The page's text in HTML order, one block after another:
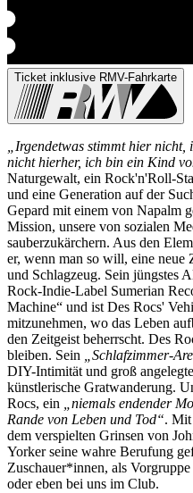
Ticket inklusive RMV-Fahrkarte
„Irgendetwas stimmt hier nicht,
nicht hierher, ich bin ein Kind
Naturgewalt, ein Rock'n'Roll-
und eine Generation auf der
Gepard mit einem von Napalm
Mission, unsere von sozialen
sauberzukärchern. Aus den
er, wenn man so will, eine
und Schlagzeug. Sein jüngstes
Rock-Indie-Label Sumerian
Machine“ und ist Des Rocs'
mitzunehmen, wo das Leben
den Zeitgeist beherrscht. Des
bleiben. Sein „Schlafzimmer-
DIY-Intimität und groß
künstlerische Gratwanderung.
Rocs, ein „niemals endender
Rande von Leben und Tod“. Mit
dem verspielten Grinsen von
Yorker seine wahre Berufung
Zuschauer*innen, als
oder eben bei uns im Club.